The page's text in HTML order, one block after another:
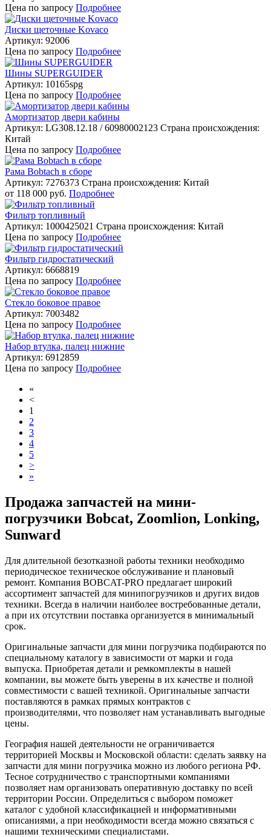
Цена по запросу Подробнее
Диски щеточные Kovaco
Артикул: 92006
Цена по запросу Подробнее
Шины SUPERGUIDER
Артикул: 10165spg
Цена по запросу Подробнее
Амортизатор двери кабины
Артикул: LG308.12.18 / 60980002123 Страна происхождения:
Китай
Цена по запросу Подробнее
Рама Bobtach в сборе
Артикул: 7276373 Страна происхождения: Китай
от 118 000 руб. Подробнее
Фильтр топливный
Артикул: 1000425021 Страна происхождения: Китай
Цена по запросу Подробнее
Фильтр гидростатический
Артикул: 6668819
Цена по запросу Подробнее
Стекло боковое правое
Артикул: 7003482
Цена по запросу Подробнее
Набор втулка, палец нижние
Артикул: 6912859
Цена по запросу Подробнее
«
<
1
2
3
4
5
>
»
Продажа запчастей на мини-
погрузчики Bobcat, Zoomlion, Lonking,
Sunward
Для длительной безотказной работы техники необходимо
периодическое техническое обслуживание и плановый
ремонт. Компания BOBCAT-PRO предлагает широкий
ассортимент запчастей для минипогрузчиков и других видов
техники. Всегда в наличии наиболее востребованные детали,
а при их отсутствии поставка организуется в минимальный
срок.
Оригинальные запчасти для мини погрузчика подбираются по
специальному каталогу в зависимости от марки и года
выпуска. Приобретая детали и ремкомплекты в нашей
компании, вы можете быть уверены в их качестве и полной
совместимости с вашей техникой. Оригинальные запчасти
поставляются в рамках прямых контрактов с
производителями, что позволяет нам устанавливать выгодные
цены.
География нашей деятельности не ограничивается
территорией Москвы и Московской области: сделать заявку на
запчасти для мини погрузчика можно из любого региона РФ.
Тесное сотрудничество с транспортными компаниями
позволяет нам организовать оперативную доставку по всей
территории России. Определиться с выбором поможет
каталог с удобной классификацией и информативными
описаниями, а при необходимости всегда можно связаться с
нашими техническими специалистами.